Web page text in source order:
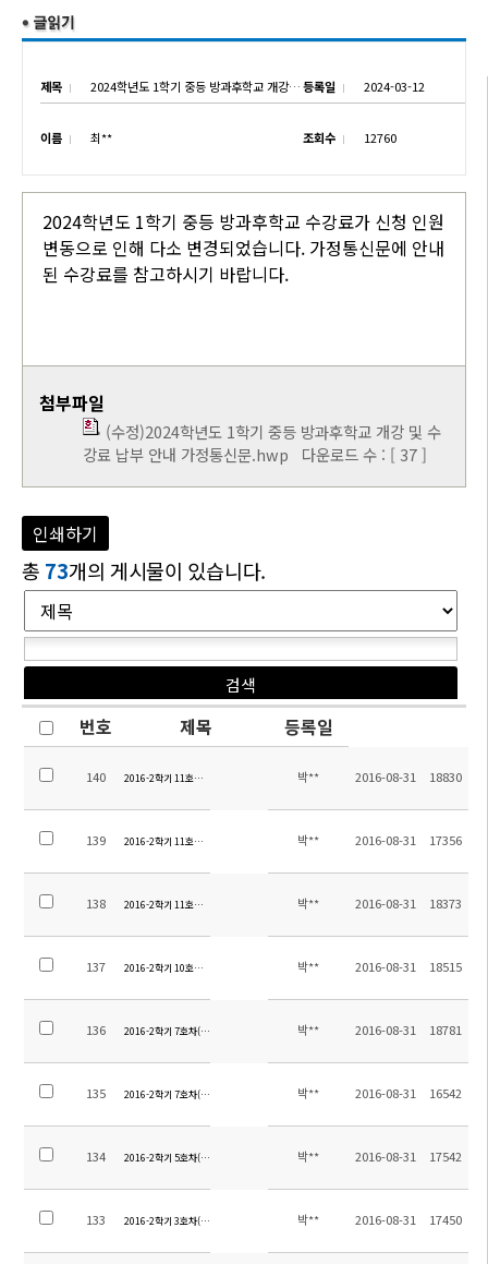
제목 2024학년도 1학기 중등 방과후학교 개강 및 수강료 변경 안내등록일 2024-03-12
이름 최** 조회수 12760
2024학년도 1학기 중등 방과후학교 수강료가 신청 인원
변동으로 인해 다소 변경되었습니다. 가정통신문에 안내
된 수강료를 참고하시기 바랍니다.
첨부파일
(수정)2024학년도 1학기 중등 방과후학교 개강 및 수
강료 납부 안내 가정통신문.hwp 다운로드 수 : [ 37 ]
인쇄하기
총 73개의 게시물이 있습니다.
번호 제목 등록일
140 2016-2학기 11호차(오중,오강지역) 탑승장소 안내
박** 2016-08-31 18830
139 2016-2학기 11호차(신구지역) 탑승장소 안내-2박** 2016-08-31 17356
138 2016-2학기 11호차(신구지역) 탑승장소 안내박** 2016-08-31 18373
137 2016-2학기 10호차(링롱완) 탑승장소 안내 박** 2016-08-31 18515
136 2016-2학기 7호차(야걸지역) 탑승장소 안내-2박** 2016-08-31 18781
135 2016-2학기 7호차(야걸지역) 탑승장소 안내 박** 2016-08-31 16542
134 2016-2학기 5호차(링롱완) 탑승장소 안내 박** 2016-08-31 17542
133 2016-2학기 3호차(오강지역) 탑승장소 안내 박** 2016-08-31 17450